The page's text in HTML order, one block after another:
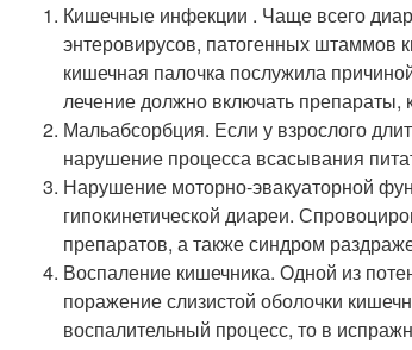
Кишечные инфекции . Чаще всего
энтеровирусов, патогенных штаммов
кишечная палочка послужила
лечение должно включать
Мальабсорбция. Если у взрослого
нарушение процесса всасывания
Нарушение моторно-эвакуаторной
гипокинетической диареи.
препаратов, а также синдром
Воспаление кишечника. Одной из
поражение слизистой оболочки
воспалительный процесс, то в